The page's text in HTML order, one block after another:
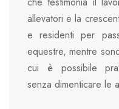
allevatori e la
e residenti per
equestre, mentre
cui è possibile
senza dimenticare le